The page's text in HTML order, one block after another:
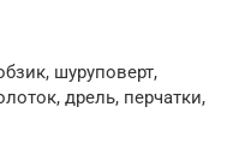
шуруповерт,
дрель, перчатки,